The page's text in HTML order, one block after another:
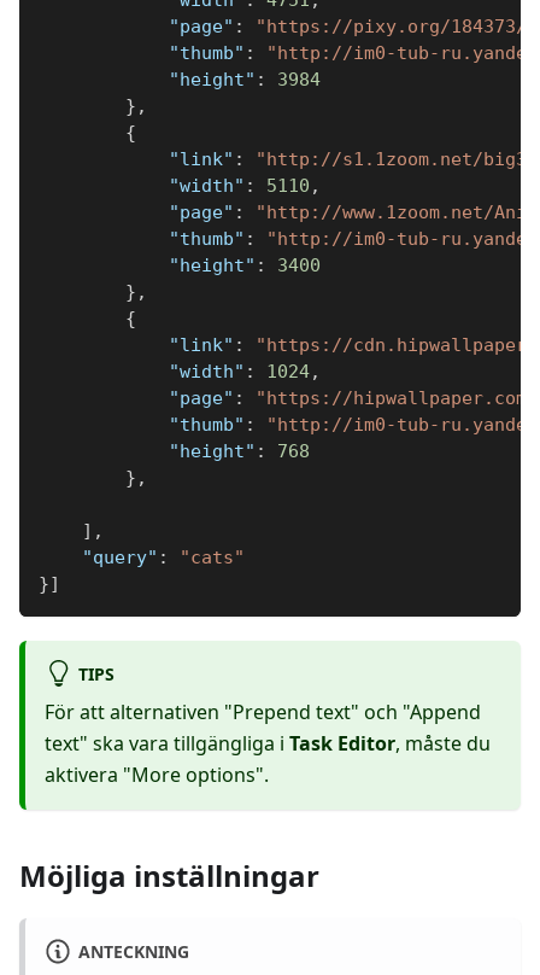
"page" : "https://pixy.org/184373/"
"thumb" :
"http://im0-tub-
"height" :
3984
} ,
{
"link" :
"http://s1.1zoom.net/big3/
"width" : 5110 ,
"page" :
"http://www.1zoom.net/
"thumb" :
"http://im0-tub-
"height" :
3400
} ,
{
"link" :
"https://
"width" : 1024,
"page" :
"https://
"thumb" :
"http://im0-tub-
"height" :
768
} ,
] ,
"query" :
"cats"
}]
TIPS
För att alternativen "Prepend text" och "Append
text" ska vara tillgängliga i Task Editor, måste du
aktivera "More options".
Möjliga inställningar
ANTECKNING